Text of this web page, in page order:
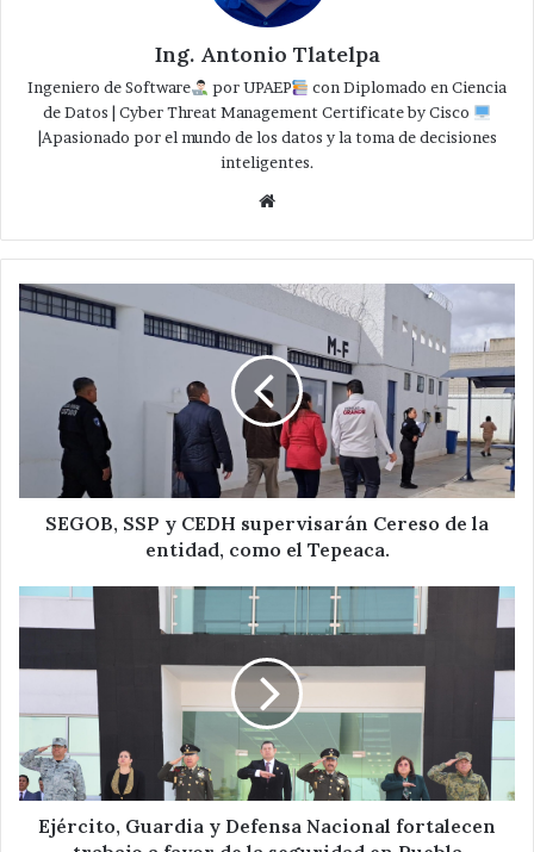
Ing. Antonio Tlatelpa
Ingeniero de Software por UPAEP
con Diplomado en Ciencia
de Datos | Cyber Threat Management Certificate by Cisco
|Apasionado por el mundo de los datos y la toma de decisiones
inteligentes.
SEGOB,
SSP
supervisarán
Cereso
entidad,
comoSEGOB, SSP y CEDH supervisarán Cereso de la
entidad, como el Tepeaca.
Ejército,
Guardia
Defensa
fortalecen
trabajo
a
favor
Ejército, Guardia y Defensa Nacional fortalecen